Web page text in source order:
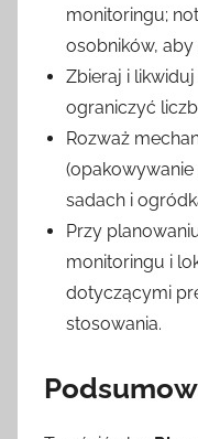
monitoringu;
osobników,
Zbieraj i
ograniczyć
Rozważ
(opakowywanie
sadach i
Przy
monitoringu i
dotyczącymi
stosowania.